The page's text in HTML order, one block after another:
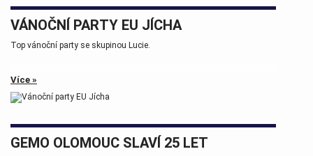
VÁNOČNÍ PARTY EU JÍCHA
Top vánoční party se skupinou Lucie.
Více »
GEMO OLOMOUC SLAVÍ 25 LET